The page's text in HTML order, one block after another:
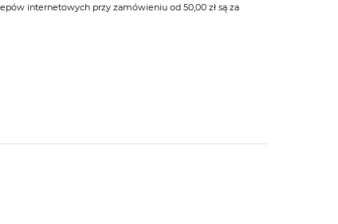
internetowych przy zamówieniu od 50,00 zł są za